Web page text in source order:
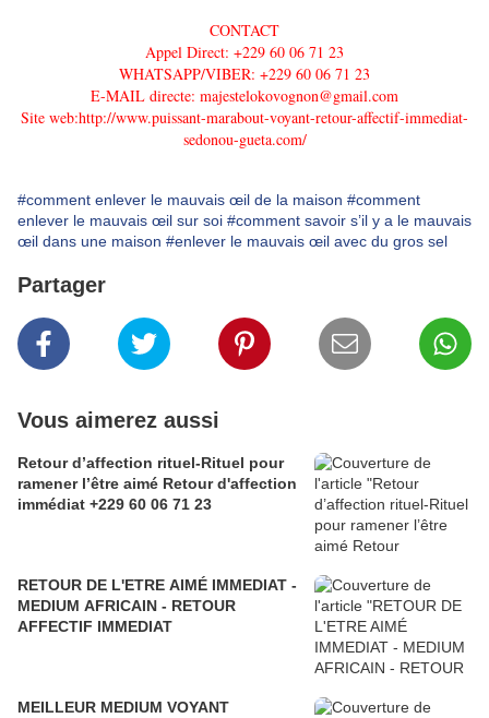
CONTACT
Appel Direct: +229 60 06 71 23
WHATSAPP/VIBER: +229 60 06 71 23
E-MAIL directe: majestelokovognon@gmail.com
Site web:http://www.puissant-marabout-voyant-retour-affectif-immediat-
sedonou-gueta.com/
#comment enlever le mauvais œil de la maison #comment
enlever le mauvais œil sur soi #comment savoir s’il y a le mauvais
œil dans une maison #enlever le mauvais œil avec du gros sel
Partager
Vous aimerez aussi
Retour d’affection rituel-Rituel pour
ramener l’être aimé Retour d'affection
immédiat +229 60 06 71 23
RETOUR DE L'ETRE AIMÉ IMMEDIAT -
MEDIUM AFRICAIN - RETOUR
AFFECTIF IMMEDIAT
MEILLEUR MEDIUM VOYANT